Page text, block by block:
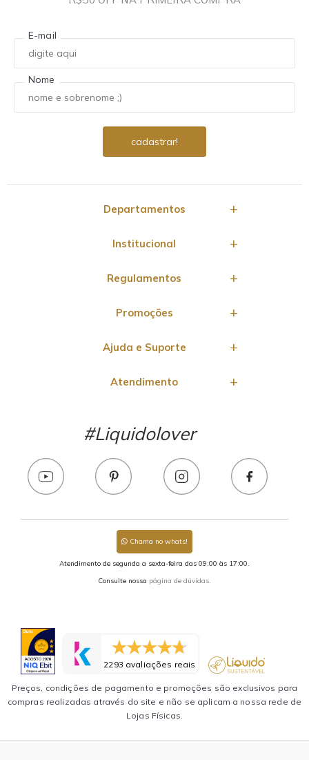
E-mail
Nome
Departamentos
Institucional
Regulamentos
Promoções
Ajuda e Suporte
Atendimento
#Liquidolover
Chama no whats!
Atendimento de segunda a sexta-feira das 09:00 às 17:00.
Consulte nossa página de dúvidas.
2293 avaliações reais
Preços, condições de pagamento e promoções são exclusivos para
compras realizadas através do site e não se aplicam a nossa rede de
Lojas Físicas.